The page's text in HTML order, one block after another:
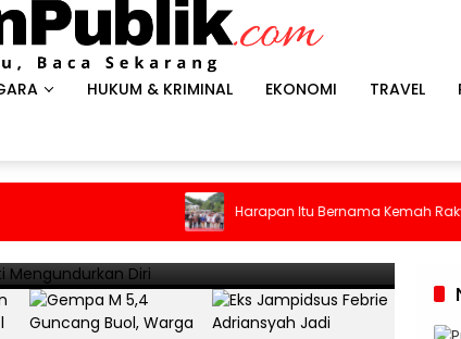
HUKUM & KRIMINAL EKONOMI TRAVEL
Harapan Itu Bernama Kemah Rakyat
Spanyol Rebut Gelar
Gigit Jari